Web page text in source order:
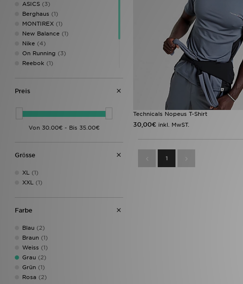
ASICS (3)
Berghaus (1)
MONTIREX (1)
New Balance (1)
Nike (4)
On Running (3)
Reebok (1)
The North Face
Under Armour(14)
Preis
Grӧsse
XL
(1)
XXL
(1)
Farbe
Blau (2)
Braun (1)
Weiss (1)
Grau (2)
Grün (1)
Rosa (2)
Technicals Nopeus T-Shirt
30,00€ inkl. MwST.
1